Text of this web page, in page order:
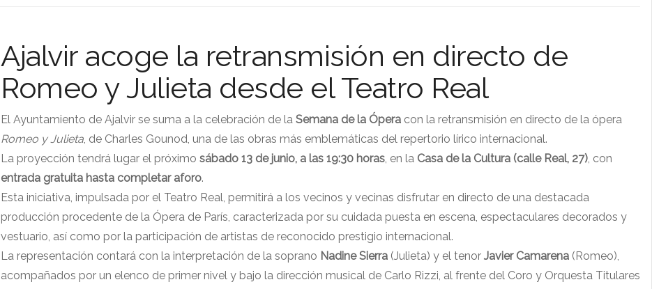
Ajalvir acoge la retransmisión en directo de
Romeo y Julieta desde el Teatro Real
El Ayuntamiento de Ajalvir se suma a la celebración de la Semana de la Ópera con la retransmisión en directo de la ópera
Romeo y Julieta , de Charles Gounod, una de las obras más emblemáticas del repertorio lírico internacional.
La proyección tendrá lugar el próximo sábado 13 de junio, a las 19:30 horas , en la Casa de la Cultura (calle Real, 27) , con
entrada gratuita hasta completar aforo.
Esta iniciativa, impulsada por el Teatro Real, permitirá a los vecinos y vecinas disfrutar en directo de una destacada
producción procedente de la Ópera de París, caracterizada por su cuidada puesta en escena, espectaculares decorados y
vestuario, así como por la participación de artistas de reconocido prestigio internacional.
La representación contará con la interpretación de la soprano Nadine Sierra (Julieta) y el tenor Javier Camarena (Romeo),
acompañados por un elenco de primer nivel y bajo la dirección musical de Carlo Rizzi, al frente del Coro y Orquesta Titulares